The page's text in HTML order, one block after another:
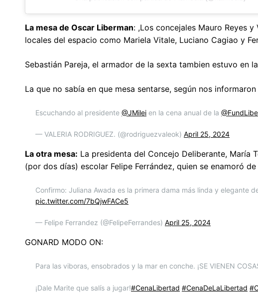
La mesa de Oscar Liberman: ,Los concejales Mauro Reyes
locales del espacio como Mariela Vitale, Luciano Cagiao y
Sebastián Pareja, el armador de la sexta tambien estuvo en
La que no sabía en que mesa sentarse, según nos
Escuchando al presidente @JMilei en la cena anual de la
— VALERIA RODRIGUEZ. (@rodriguezvaleok) April 25, 2024
La otra mesa: La presidenta del Concejo Deliberante, María
(por dos días) escolar Felipe Ferrández, quien se enamoró
Confirmo: Juliana Awada es la primera dama más linda y elegante
pic.twitter.com/7bQjwFACe5
— Felipe Ferrandez (@FelipeFerrandes) April 25, 2024
GONARD MODO ON:
Para las viboras, ensobrados y la mar en conche. ¡SE VIENEN
¡Dale Marite que salís a jugar!#CenaLibertad #CenaDeLaLibertad